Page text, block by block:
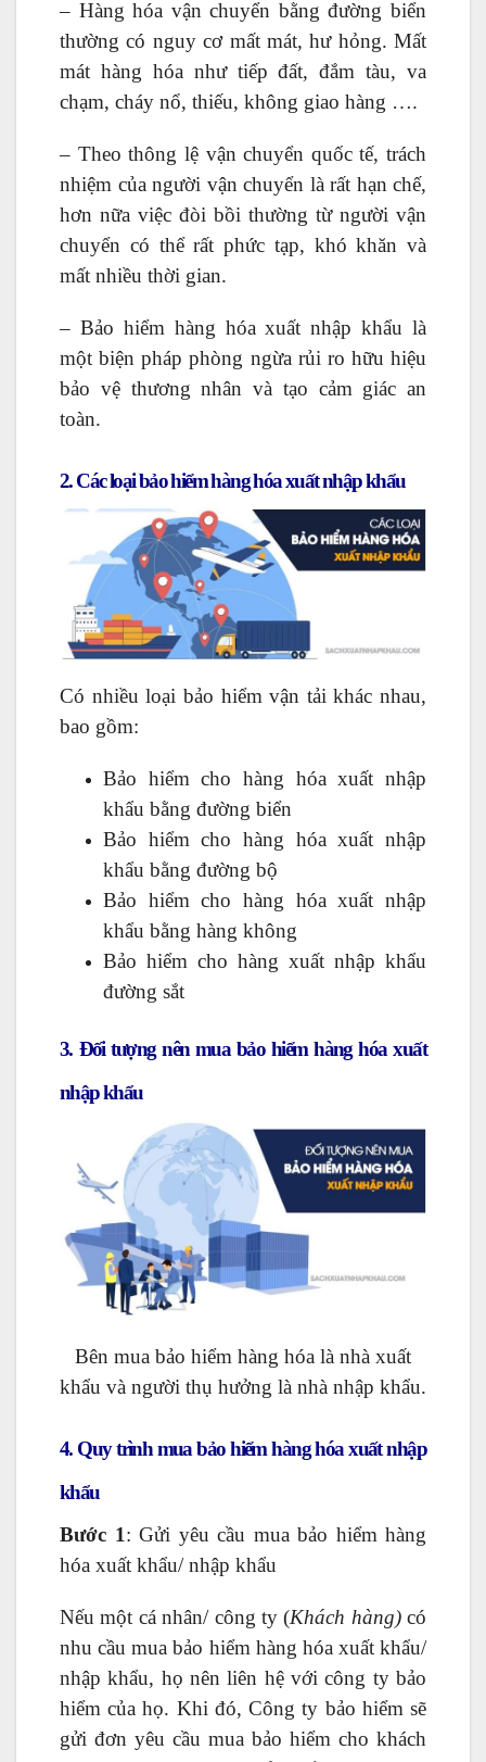
– Hàng hóa vận chuyển bằng đường biển
thường có nguy cơ mất mát, hư hỏng. Mất
mát hàng hóa như tiếp đất, đắm tàu, va
chạm, cháy nổ, thiếu, không giao hàng ….
– Theo thông lệ vận chuyển quốc tế, trách
nhiệm của người vận chuyển là rất hạn chế,
hơn nữa việc đòi bồi thường từ người vận
chuyển có thể rất phức tạp, khó khăn và
mất nhiều thời gian.
– Bảo hiểm hàng hóa xuất nhập khẩu là
một biện pháp phòng ngừa rủi ro hữu hiệu
bảo vệ thương nhân và tạo cảm giác an
toàn.
2. Các loại bảo hiểm hàng hóa xuất nhập khẩu
Có nhiều loại bảo hiểm vận tải khác nhau,
bao gồm:
Bảo hiểm cho hàng hóa xuất nhập
khẩu bằng đường biển
Bảo hiểm cho hàng hóa xuất nhập
khẩu bằng đường bộ
Bảo hiểm cho hàng hóa xuất nhập
khẩu bằng hàng không
Bảo hiểm cho hàng xuất nhập khẩu
đường sắt
3. Đối tượng nên mua bảo hiểm hàng hóa xuất
nhập khẩu
Bên mua bảo hiểm hàng hóa là nhà xuất
khẩu và người thụ hưởng là nhà nhập khẩu.
4. Quy trình mua bảo hiểm hàng hóa xuất nhập
khẩu
Bước 1: Gửi yêu cầu mua bảo hiểm hàng
hóa xuất khẩu/ nhập khẩu
Nếu một cá nhân/ công ty (Khách hàng)có
nhu cầu mua bảo hiểm hàng hóa xuất khẩu/
nhập khẩu, họ nên liên hệ với công ty bảo
hiểm của họ. Khi đó, Công ty bảo hiểm sẽ
gửi đơn yêu cầu mua bảo hiểm cho khách